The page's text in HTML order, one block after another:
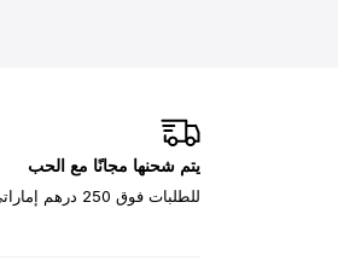
يتم شحنها مجانًا مع الحب
للطلبات فوق 250 درهم إماراتي